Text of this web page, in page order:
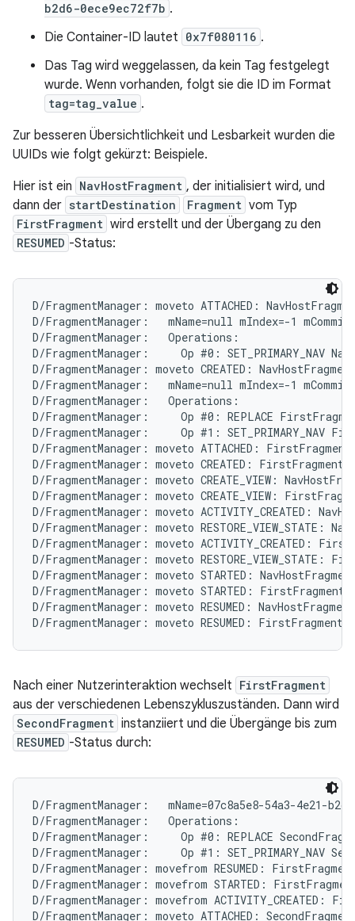
b2d6-0ece9ec72f7b .
Die Container-ID lautet 0x7f080116 .
Das Tag wird weggelassen, da kein Tag festgelegt
wurde. Wenn vorhanden, folgt sie die ID im Format
tag=tag_value .
Zur besseren Übersichtlichkeit und Lesbarkeit wurden die
UUIDs wie folgt gekürzt: Beispiele.
Hier ist ein NavHostFragment , der initialisiert wird, und
dann der startDestination Fragment vom Typ
FirstFragment wird erstellt und der Übergang zu den
RESUMED -Status:
D/FragmentManager: moveto ATTACHED:
D/FragmentManager:   mName=null mIndex=-1
D/FragmentManager:   Operations:
D/FragmentManager:     Op #0: SET_PRIMARY_NAV
D/FragmentManager: moveto CREATED:
D/FragmentManager:   mName=null mIndex=-1
D/FragmentManager:   Operations:
D/FragmentManager:     Op #0: REPLACE
D/FragmentManager:     Op #1: SET_PRIMARY_NAV
D/FragmentManager: moveto ATTACHED:
D/FragmentManager: moveto CREATED:
D/FragmentManager: moveto CREATE_VIEW:
D/FragmentManager: moveto CREATE_VIEW:
D/FragmentManager: moveto ACTIVITY_CREATED:
D/FragmentManager: moveto RESTORE_VIEW_STATE:
D/FragmentManager: moveto ACTIVITY_CREATED:
D/FragmentManager: moveto RESTORE_VIEW_STATE:
D/FragmentManager: moveto STARTED:
D/FragmentManager: moveto STARTED:
D/FragmentManager: moveto RESUMED:
Nach einer Nutzerinteraktion wechselt FirstFragment
aus der verschiedenen Lebenszykluszuständen. Dann wird
SecondFragment instanziiert und die Übergänge bis zum
RESUMED -Status durch:
D/FragmentManager:   mName=07c8a5e8-54a3-4e21-
D/FragmentManager:   Operations:
D/FragmentManager:     Op #0: REPLACE
D/FragmentManager:     Op #1: SET_PRIMARY_NAV
D/FragmentManager: movefrom RESUMED:
D/FragmentManager: movefrom STARTED:
D/FragmentManager: movefrom ACTIVITY_CREATED:
D/FragmentManager: moveto ATTACHED: